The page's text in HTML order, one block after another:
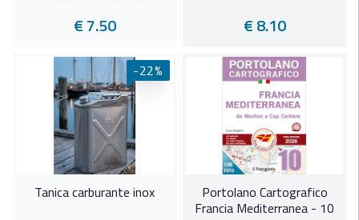
€ 7.50 € 8.10
Tanica carburante inox
-22%
Portolano Cartografico
Francia Mediterranea - 10